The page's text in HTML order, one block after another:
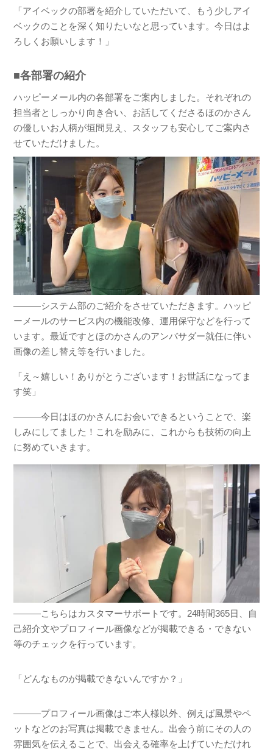
「アイベックの部署を紹介していただいて、もう少しアイ
ベックのことを深く知りたいなと思っています。今日はよ
ろしくお願いします！」
■各部署の紹介
ハッピーメール内の各部署をご案内しました。それぞれの
担当者としっかり向き合い、お話してくださるほのかさん
の優しいお人柄が垣間見え、スタッフも安心してご案内さ
せていただけました。
―――システム部のご紹介をさせていただきます。ハッピ
ーメールのサービス内の機能改修、運用保守などを行って
います。最近ですとほのかさんのアンバサダー就任に伴い
画像の差し替え等を行いました。
「え～嬉しい！ありがとうございます！お世話になってま
す笑」
―――今日はほのかさんにお会いできるということで、楽
しみにしてました！これを励みに、これからも技術の向上
に努めていきます。
―――こちらはカスタマーサポートです。24時間365日、自
己紹介文やプロフィール画像などが掲載できる・できない
等のチェックを行っています。
「どんなものが掲載できないんですか？」
―――プロフィール画像はご本人様以外、例えば風景やペ
ットなどのお写真は掲載できません。出会う前にその人の
雰囲気を伝えることで、出会える確率を上げていただけれ